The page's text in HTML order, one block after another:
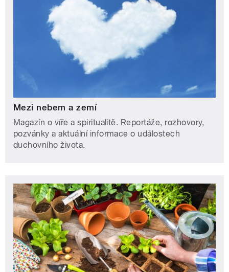
Mezi nebem a zemí
Magazín o víře a spiritualitě. Reportáže, rozhovory,
pozvánky a aktuální informace o událostech
duchovního života.